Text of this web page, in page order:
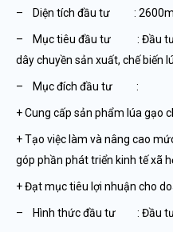
– Diện tích đầu tư :
– Mục tiêu đầu tư : Đầu tư
dây chuyền sản xuất, chế biến
– Mục đích đầu tư :
+ Cung cấp sản phẩm lúa gạo
+ Tạo việc làm và nâng cao
góp phần phát triển kinh tế xã
+ Đạt mục tiêu lợi nhuận cho
– Hình thức đầu tư : Đầu tư